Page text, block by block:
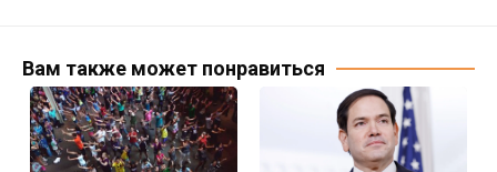
Вам также может понравиться